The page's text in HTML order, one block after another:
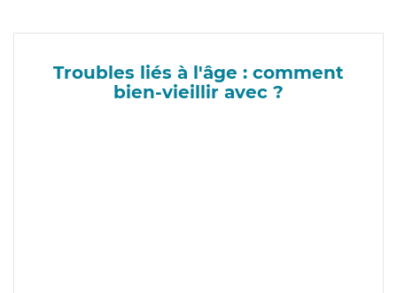
Troubles liés à l'âge : comment
bien-vieillir avec ?